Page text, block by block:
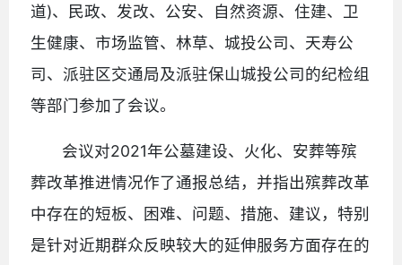
道)、民政、发改、公安、自然资源、住建、卫
生健康、市场监管、林草、城投公司、天寿公
司、派驻区交通局及派驻保山城投公司的纪检组
等部门参加了会议。
会议对2021年公墓建设、火化、安葬等殡
葬改革推进情况作了通报总结，并指出殡葬改革
中存在的短板、困难、问题、措施、建议，特别
是针对近期群众反映较大的延伸服务方面存在的